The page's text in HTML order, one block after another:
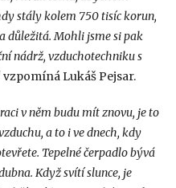
stály kolem 750 tisíc korun,
důležitá. Mohli jsme si pak
nádrž, vzduchotechniku s
vzpomíná Lukáš Pejsar.
v něm budu mít znovu, je to
a to i ve dnech, kdy
Tepelné čerpadlo bývá
Když svítí slunce, je